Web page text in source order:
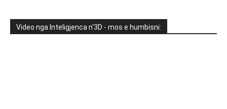
Video nga Inteligjenca n'3D - mos e humbisni: